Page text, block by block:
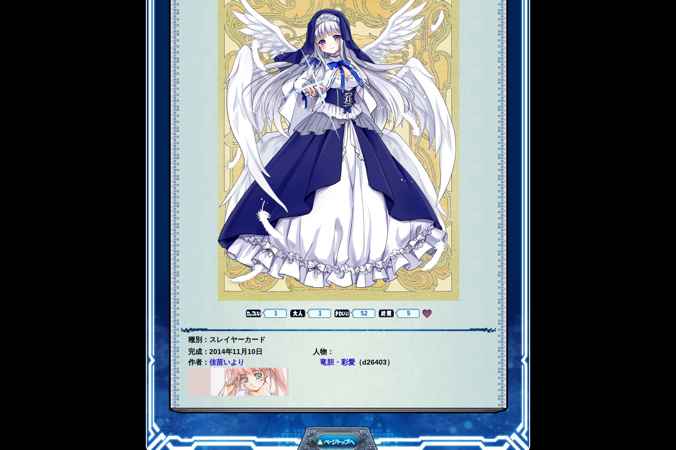
1 1 52 5
種別：スレイヤーカード
完成：2014年11月10日
作者：佳苗いより
人物：
竜胆・彩愛 （d26403）